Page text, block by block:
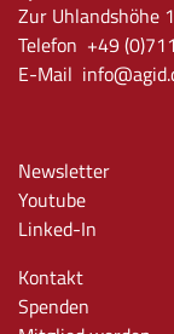
Zur
Telefon +49
E-Mail info
Newsletter
Youtube
Linked-In
Kontakt
Spenden